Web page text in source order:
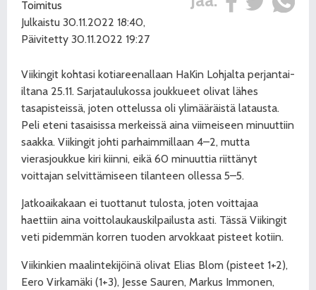
Toimitus
Julkaistu 30.11.2022 18:40,
Päivitetty 30.11.2022 19:27
Viikingit kohtasi kotiareenallaan HaKin Lohjalta perjantai-
iltana 25.11. Sarjataulukossa joukkueet olivat lähes
tasapisteissä, joten ottelussa oli ylimääräistä latausta.
Peli eteni tasaisissa merkeissä aina viimeiseen minuuttiin
saakka. Viikingit johti parhaimmillaan 4–2, mutta
vierasjoukkue kiri kiinni, eikä 60 minuuttia riittänyt
voittajan selvittämiseen tilanteen ollessa 5–5.
Jatkoaikakaan ei tuottanut tulosta, joten voittajaa
haettiin aina voittolaukauskilpailusta asti. Tässä Viikingit
veti pidemmän korren tuoden arvokkaat pisteet kotiin.
Viikinkien maalintekijöinä olivat Elias Blom (pisteet 1+2),
Eero Virkamäki (1+3), Jesse Sauren, Markus Immonen,